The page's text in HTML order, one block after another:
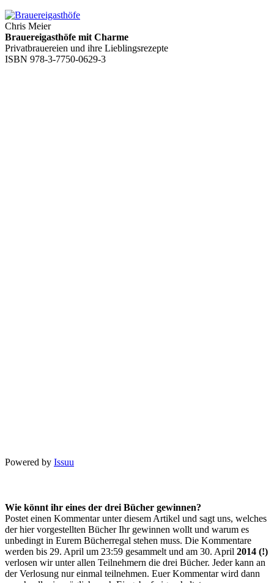
Chris Meier
Brauereigasthöfe mit Charme
Privatbrauereien und ihre Lieblingsrezepte
ISBN 978-3-7750-0629-3
Powered by Issuu
Wie könnt ihr eines der drei Bücher gewinnen?
Postet einen Kommentar unter diesem Artikel und sagt uns, welches
der hier vorgestellten Bücher Ihr gewinnen wollt und warum es
unbedingt in Eurem Bücherregal stehen muss. Die Kommentare
werden bis 29. April um 23:59 gesammelt und am 30. April 2014 (!)
verlosen wir unter allen Teilnehmern die drei Bücher. Jeder kann an
der Verlosung nur einmal teilnehmen. Euer Kommentar wird dann